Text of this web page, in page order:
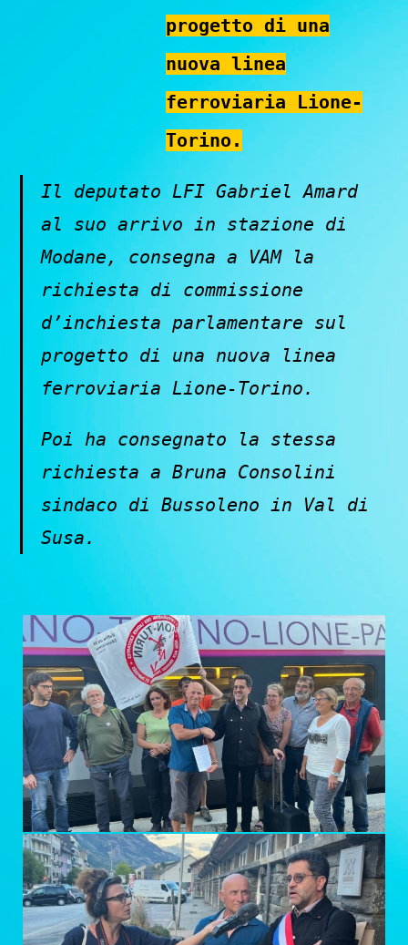
progetto di una
nuova linea
ferroviaria Lione-
Torino.
Il deputato LFI Gabriel Amard
al suo arrivo in stazione di
Modane, consegna a VAM la
richiesta di commissione
d’inchiesta parlamentare sul
progetto di una nuova linea
ferroviaria Lione-Torino.
Poi ha consegnato la stessa
richiesta a Bruna Consolini
sindaco di Bussoleno in Val di
Susa.